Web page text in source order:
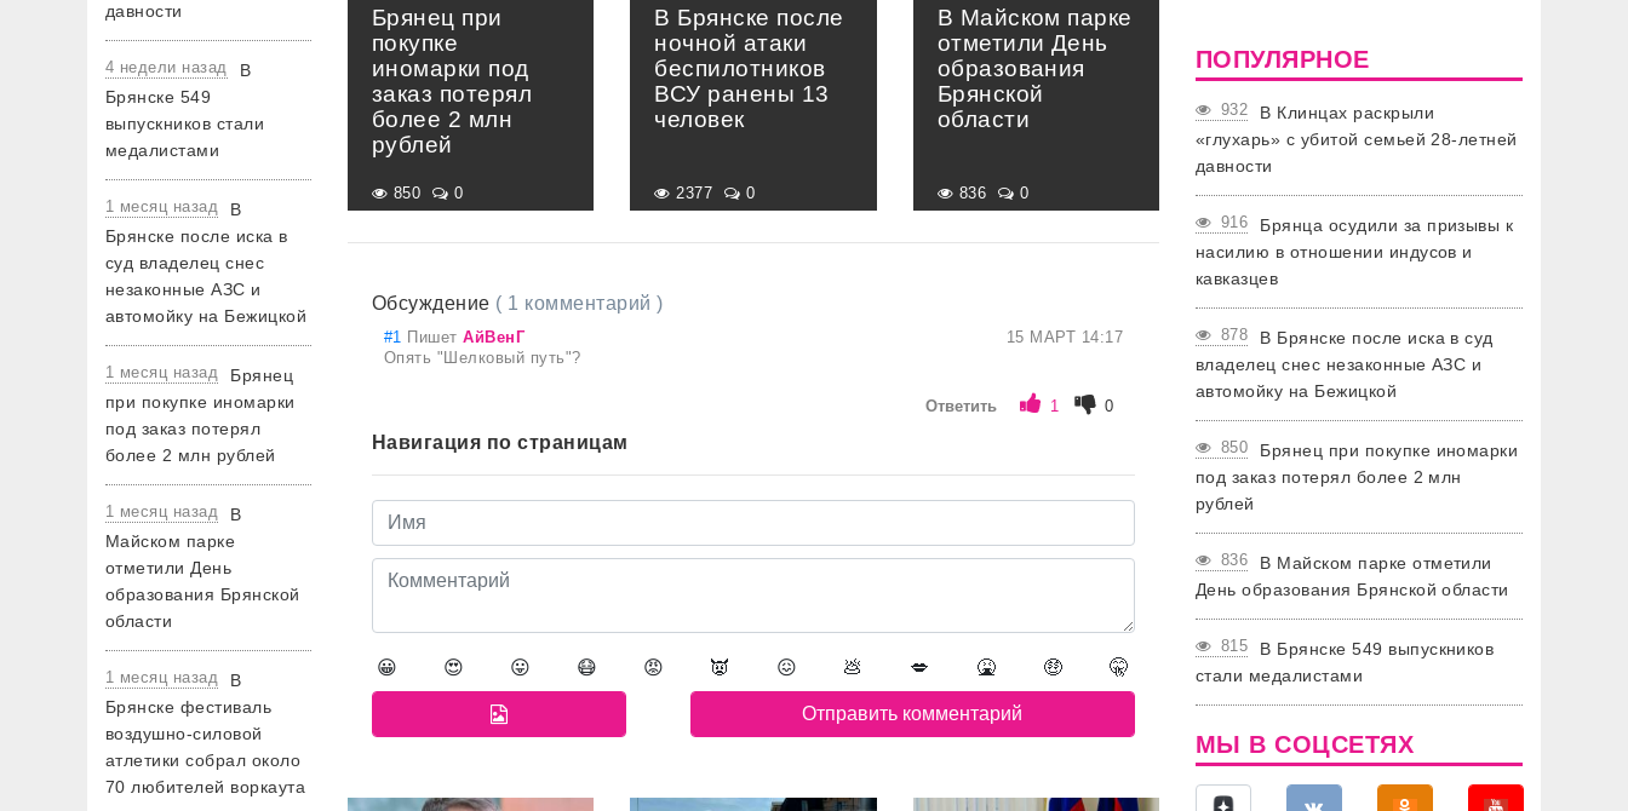
давности
4 недели назад
В
Брянске 549
выпускников стали
медалистами
1 месяц назад
В
Брянске после иска в
суд владелец снес
незаконные АЗС и
автомойку на Бежицкой
1 месяц назад
Брянец
при покупке иномарки
под заказ потерял
более 2 млн рублей
1 месяц назад
В
Майском парке
отметили День
образования Брянской
области
1 месяц назад
В
Брянске фестиваль
воздушно-силовой
атлетики собрал около
70 любителей воркаута
Брянец при
покупке
иномарки под
заказ потерял
более 2 млн
рублей
850 0
В Брянске после
ночной атаки
беспилотников
ВСУ ранены 13
человек
2377 0
В Майском парке
отметили День
образования
Брянской
области
836 0
Обсуждение ( 1 комментарий )
#1 ПишетАйВенГ
15 МАРТ 14:17
Опять "Шелковый путь"?
Ответить 1 0
Навигация по страницам
😀 😍 😛 😷 😡 👿 😖 💩 💋 🤮 🤑 🤫
ПОПУЛЯРНОЕ
932
В Клинцах раскрыли
«глухарь» с убитой семьей 28-летней
давности
916
Брянца осудили за призывы к
насилию в отношении индусов и
кавказцев
878
В Брянске после иска в суд
владелец снес незаконные АЗС и
автомойку на Бежицкой
850
Брянец при покупке иномарки
под заказ потерял более 2 млн
рублей
836
В Майском парке отметили
День образования Брянской области
815
В Брянске 549 выпускников
стали медалистами
МЫ В СОЦСЕТЯХ